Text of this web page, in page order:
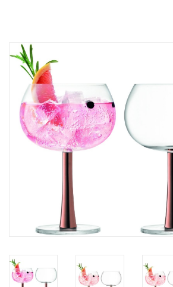
Cadeaus
Koffie & Thee
Bar & Wijn